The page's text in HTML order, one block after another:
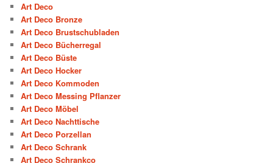
Art Deco
Art Deco Bronze
Art Deco Brustschubladen
Art Deco Bücherregal
Art Deco Büste
Art Deco Hocker
Art Deco Kommoden
Art Deco Messing Pflanzer
Art Deco Möbel
Art Deco Nachttische
Art Deco Porzellan
Art Deco Schrank
Art Deco Schrankco